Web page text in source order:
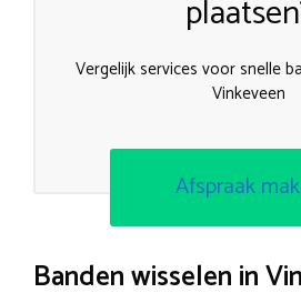
Vergelijk services voor snelle
Vinkeveen
Afspraak
Banden wisselen in